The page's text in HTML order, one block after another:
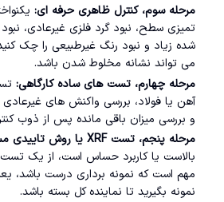
مرحله سوم، کنترل ظاهری حرفه ای:
تمیزی سطح، نبود گرد فلزی غیرعادی،
شده زیاد و نبود رنگ غیرطبیعی را چک
می تواند نشانه مخلوط شدن باشد.
مرحله چهارم، تست های ساده کارگاهی:
آهن یا فولاد، بررسی واکنش های
و بررسی میزان باقی مانده پس از ذوب
مرحله پنجم، تست XRF یا روش تاییدی مستقل:
بالاست یا کاربرد حساس است، از یک
مهم است که نمونه برداری درست باشد،
نمونه بگیرید تا نماینده کل بسته باشد.